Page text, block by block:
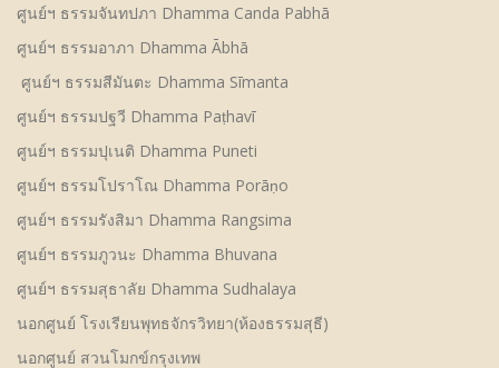
ศูนย์ฯ ธรรมจันทปภา Dhamma Canda Pabhā
ศูนย์ฯ ธรรมอาภา Dhamma Ābhā
ศูนย์ฯ ธรรมสีมันตะ Dhamma Sīmanta
ศูนย์ฯ ธรรมปฐวี Dhamma Paṭhavī
ศูนย์ฯ ธรรมปุเนติ Dhamma Puneti
ศูนย์ฯ ธรรมโปราโณ Dhamma Porāṇo
ศูนย์ฯ ธรรมรังสิมา Dhamma Rangsima
ศูนย์ฯ ธรรมภูวนะ Dhamma Bhuvana
ศูนย์ฯ ธรรมสุธาลัย Dhamma Sudhalaya
นอกศูนย์ โรงเรียนพุทธจักรวิทยา(ห้องธรรมสุธี)
นอกศูนย์ สวนโมกข์กรุงเทพ